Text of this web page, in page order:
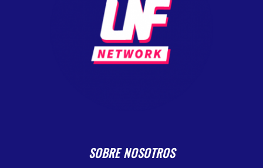
SOBRE NOSOTROS